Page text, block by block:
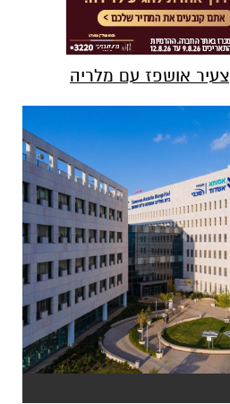
צעיר אושפז עם מלריה